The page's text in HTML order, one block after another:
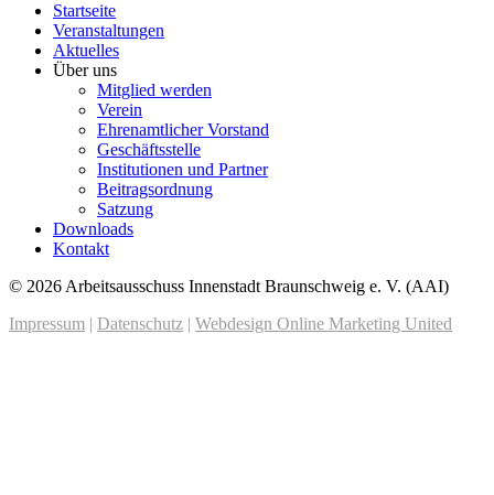
Startseite
Veranstaltungen
Aktuelles
Über uns
Mitglied werden
Verein
Ehrenamtlicher Vorstand
Geschäftsstelle
Institutionen und Partner
Beitragsordnung
Satzung
Downloads
Kontakt
© 2026 Arbeitsausschuss Innenstadt Braunschweig e. V. (AAI)
Impressum | Datenschutz | Webdesign Online Marketing United